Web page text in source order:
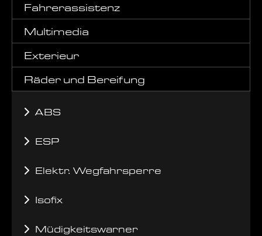
Fahrerassistenz
Multimedia
Exterieur
Räder und Bereifung
ABS
ESP
Elektr. Wegfahrsperre
Isofix
Müdigkeitswarner